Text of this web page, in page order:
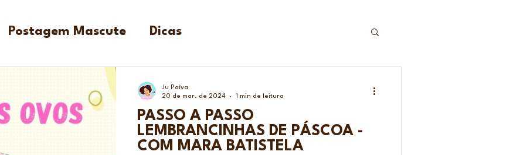
Postagem Mascute Dicas
PASSO A PASSO
LEMBRANCINHAS DE PÁSCOA -
COM MARA BATISTELA
Ju Paìva
20 de mar. de 2024
1 min de leitura